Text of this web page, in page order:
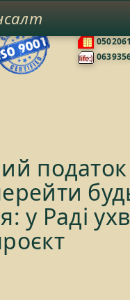
податок
у Раді